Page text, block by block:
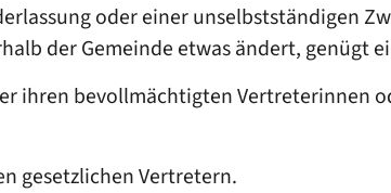
oder einer unselbstständigen
der Gemeinde etwas ändert, genügt
ihren bevollmächtigten Vertreterinnen
gesetzlichen Vertretern.